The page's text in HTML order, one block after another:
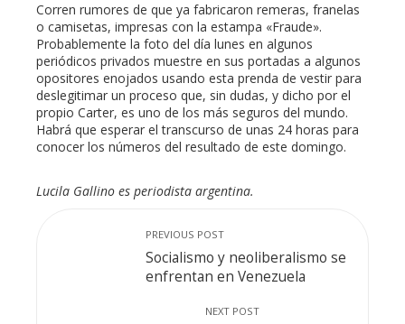
Corren rumores de que ya fabricaron remeras, franelas
o camisetas, impresas con la estampa «Fraude».
Probablemente la foto del día lunes en algunos
periódicos privados muestre en sus portadas a algunos
opositores enojados usando esta prenda de vestir para
deslegitimar un proceso que, sin dudas, y dicho por el
propio Carter, es uno de los más seguros del mundo.
Habrá que esperar el transcurso de unas 24 horas para
conocer los números del resultado de este domingo.
Lucila Gallino es periodista argentina.
PREVIOUS POST
Socialismo y neoliberalismo se
enfrentan en Venezuela
NEXT POST